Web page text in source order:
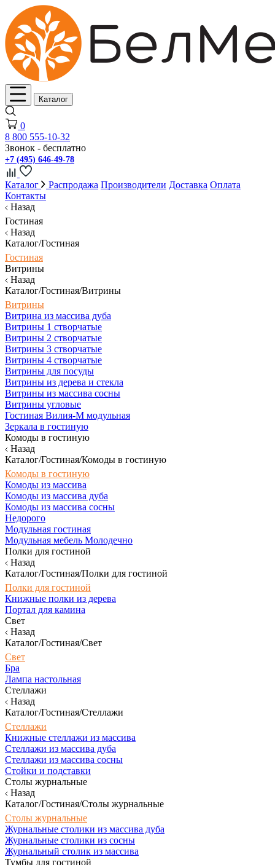
Каталог
0
8 800 555-10-32
Звонок - бесплатно
+7 (495) 646-49-78
Каталог Распродажа Производители Доставка Оплата
Контакты
Назад
Гостиная
Назад
Каталог/Гостиная
Гостиная
Витрины
Назад
Каталог/Гостиная/Витрины
Витрины
Витрина из массива дуба
Витрины 1 створчатые
Витрины 2 створчатые
Витрины 3 створчатые
Витрины 4 створчатые
Витрины для посуды
Витрины из дерева и стекла
Витрины из массива сосны
Витрины угловые
Гостиная Вилия-М модульная
Зеркала в гостиную
Комоды в гостиную
Назад
Каталог/Гостиная/Комоды в гостиную
Комоды в гостиную
Комоды из массива
Комоды из массива дуба
Комоды из массива сосны
Недорого
Модульная гостиная
Модульная мебель Молодечно
Полки для гостиной
Назад
Каталог/Гостиная/Полки для гостиной
Полки для гостиной
Книжные полки из дерева
Портал для камина
Свет
Назад
Каталог/Гостиная/Свет
Свет
Бра
Лампа настольная
Стеллажи
Назад
Каталог/Гостиная/Стеллажи
Стеллажи
Книжные стеллажи из массива
Стеллажи из массива дуба
Стеллажи из массива сосны
Стойки и подставки
Столы журнальные
Назад
Каталог/Гостиная/Столы журнальные
Столы журнальные
Журнальные столики из массива дуба
Журнальные столики из сосны
Журнальный столик из массива
Тумбы для гостиной